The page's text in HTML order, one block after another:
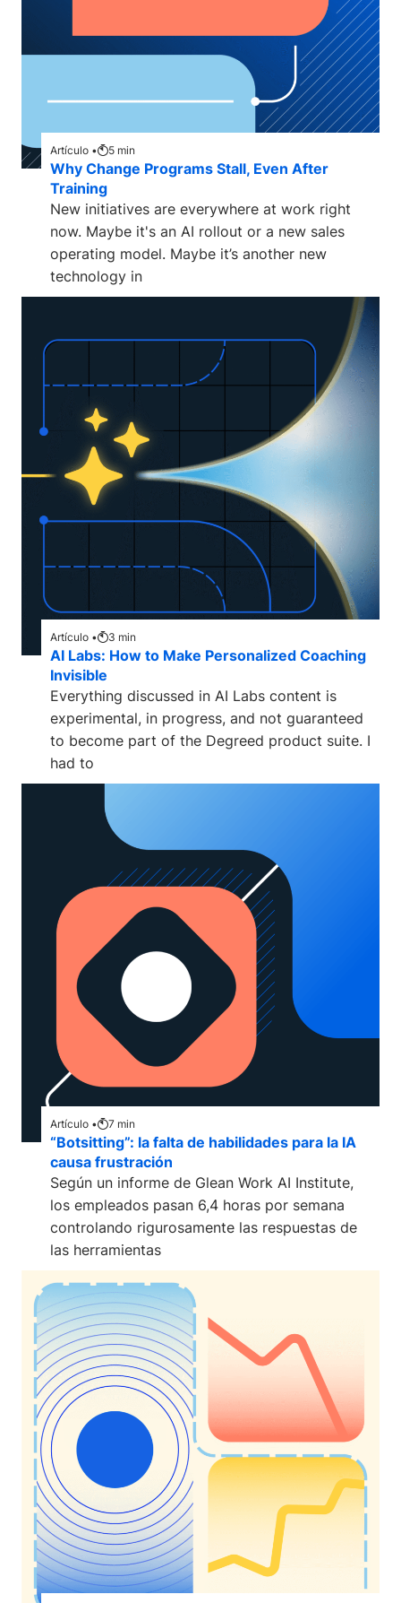
Artículo • 5 min
Why Change Programs Stall, Even After
Training
New initiatives are everywhere at work right
now. Maybe it's an AI rollout or a new sales
operating model. Maybe it’s another new
technology in
Artículo • 3 min
AI Labs: How to Make Personalized Coaching
Invisible
Everything discussed in AI Labs content is
experimental, in progress, and not guaranteed
to become part of the Degreed product suite. I
had to
Artículo • 7 min
“Botsitting”: la falta de habilidades para la IA
causa frustración
Según un informe de Glean Work AI Institute,
los empleados pasan 6,4 horas por semana
controlando rigurosamente las respuestas de
las herramientas